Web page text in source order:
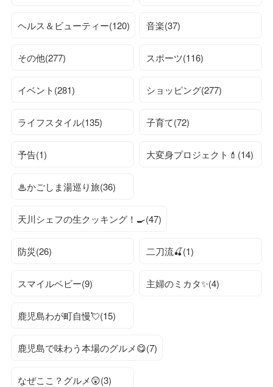
ヘルス＆ビューティー(120) 音楽(37)
その他(277) スポーツ(116)
イベント(281) ショッピング(277)
ライフスタイル(135) 子育て(72)
予告(1) 大変身プロジェクト💄(14)
♨かごしま湯巡り旅(36)
天川シェフの生クッキング！🍳(47)
防災(26) 二刀流🍒(1)
スマイルベビー(9) 主婦のミカタ✨(4)
鹿児島わが町自慢💘(15)
鹿児島で味わう本場のグルメ😋(7)
なぜここ？グルメ😲(3)